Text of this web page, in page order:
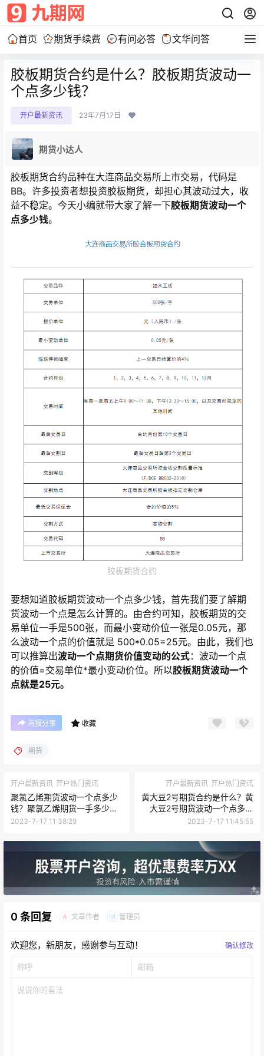
首页 期货手续费 有问必答 文华问答
胶板期货合约是什么？胶板期货波动一
个点多少钱？
开户最新资讯 23年7月17日
期货小达人
胶板期货合约品种在大连商品交易所上市交易，代码是
BB。许多投资者想投资胶板期货，却担心其波动过大，收
益不稳定。今天小编就带大家了解一下胶板期货波动一个
点多少钱。
胶板期货合约
要想知道胶板期货波动一个点多少钱，首先我们要了解期
货波动一个点是怎么计算的。由合约可知，胶板期货的交
易单位一手是500张，而最小变动价位一张是0.05元，那
么波动一个点的价值就是 500*0.05=25元。由此，我们也
可以推算出波动一个点期货价值变动的公式：波动一个点
的价值=交易单位*最小变动价位。所以胶板期货波动一个
点就是25元。
海报分享 收藏
期货
开户最新资讯 开户热门资讯
聚氯乙烯期货波动一个点多少
钱？聚氯乙烯期货一手多少
吨？
2023-7-17 11:38:29
开户最新资讯 开户热门资讯
黄大豆2号期货合约是什么？黄
大豆2号期货波动一个点多少
钱？
2023-7-17 11:45:55
0 条回复 A 文章作者 M 管理员
欢迎您，新朋友，感谢参与互动！ 确认修改